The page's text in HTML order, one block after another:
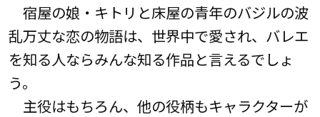
宿屋の娘・キトリと床屋の青年のバジルの波
乱万丈な恋の物語は、世界中で愛され、バレエ
を知る人ならみんな知る作品と言えるでしょ
う。
主役はもちろん、他の役柄もキャラクターが